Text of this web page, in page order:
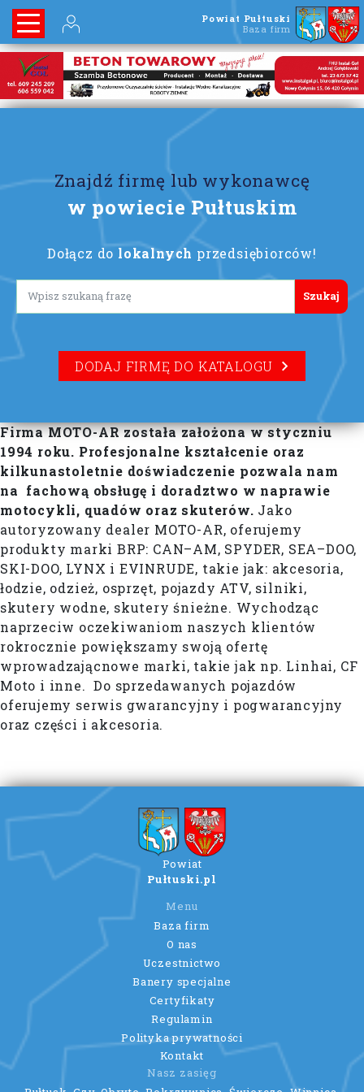
Powiat Pułtuski
Baza firm
Znajdź firmę lub wykonawcę
w powiecie Pułtuskim
Dołącz do lokalnych przedsiębiorców!
Lorem ipsum
DODAJ FIRMĘ DO KATALOGU
Firma MOTO-AR została założona w styczniu
1994 roku. Profesjonalne kształcenie oraz
kilkunastoletnie doświadczenie pozwala nam
na fachową obsługę i doradztwo w naprawie
motocykli, quadów oraz skuterów. Jako
autoryzowany dealer MOTO-AR, oferujemy
produkty marki BRP: CAN–AM, SPYDER, SEA–DOO,
SKI-DOO, LYNX i EVINRUDE, takie jak: akcesoria,
łodzie, odzież, osprzęt, pojazdy ATV, silniki,
skutery wodne, skutery śnieżne. Wychodząc
naprzeciw oczekiwaniom naszych klientów
rokrocznie powiększamy swoją ofertę
wprowadzającnowe marki, takie jak np. Linhai, CF
Moto i inne. Do sprzedawanych pojazdów
oferujemy serwis gwarancyjny i pogwarancyjny
oraz części i akcesoria.
Powiat
Pułtuski.pl
Menu
Baza firm
O nas
Uczestnictwo
Banery specjalne
Certyfikaty
Regulamin
Polityka prywatności
Kontakt
Nasz zasięg